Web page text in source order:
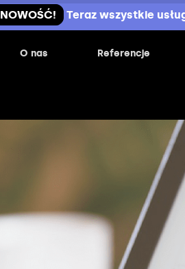
NOWOŚĆ! Teraz wszystkie
O nas Referencje